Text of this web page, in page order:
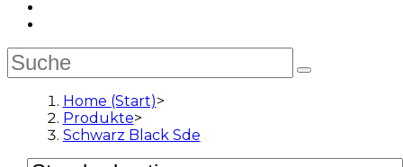
Home (Start)>
Produkte>
Schwarz Black Sde